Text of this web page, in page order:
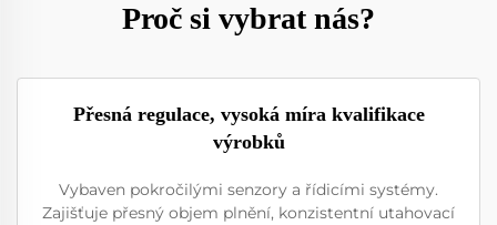
Proč si vybrat nás?
Přesná regulace, vysoká míra kvalifikace
výrobků
Vybaven pokročilými senzory a řídicími systémy.
Zajišťuje přesný objem plnění, konzistentní utahovací